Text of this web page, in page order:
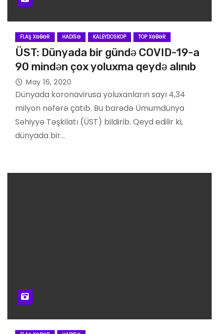
FLAŞ XƏBƏR HADISƏ KALEYDOSKOP TOP XƏBƏR
ÜST: Dünyada bir gündə COVID-19-a
90 mindən çox yoluxma qeydə alınıb
May 16, 2020
Dünyada koronavirusa yoluxanların sayı 4,34
milyon nəfərə çatıb. Bu barədə Ümumdünya
Səhiyyə Təşkilatı (ÜST) bildirib. Qeyd edilir ki,
dünyada bir…